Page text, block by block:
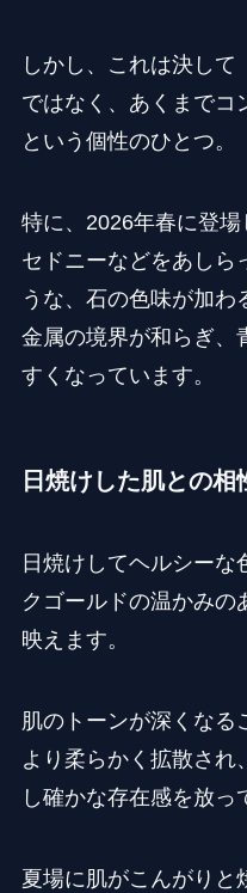
しかし、これは決し
ではなく、あくまでコ
という個性のひとつ。
特に、2026年春に登
セドニーなどをあしら
うな、石の色味が加わ
金属の境界が和らぎ、
すくなっています。
日焼けした肌との相
日焼けしてヘルシー
クゴールドの温かみの
映えます。
肌のトーンが深くなる
より柔らかく拡散され
し確かな存在感を放っ
夏場に肌がこんがりと